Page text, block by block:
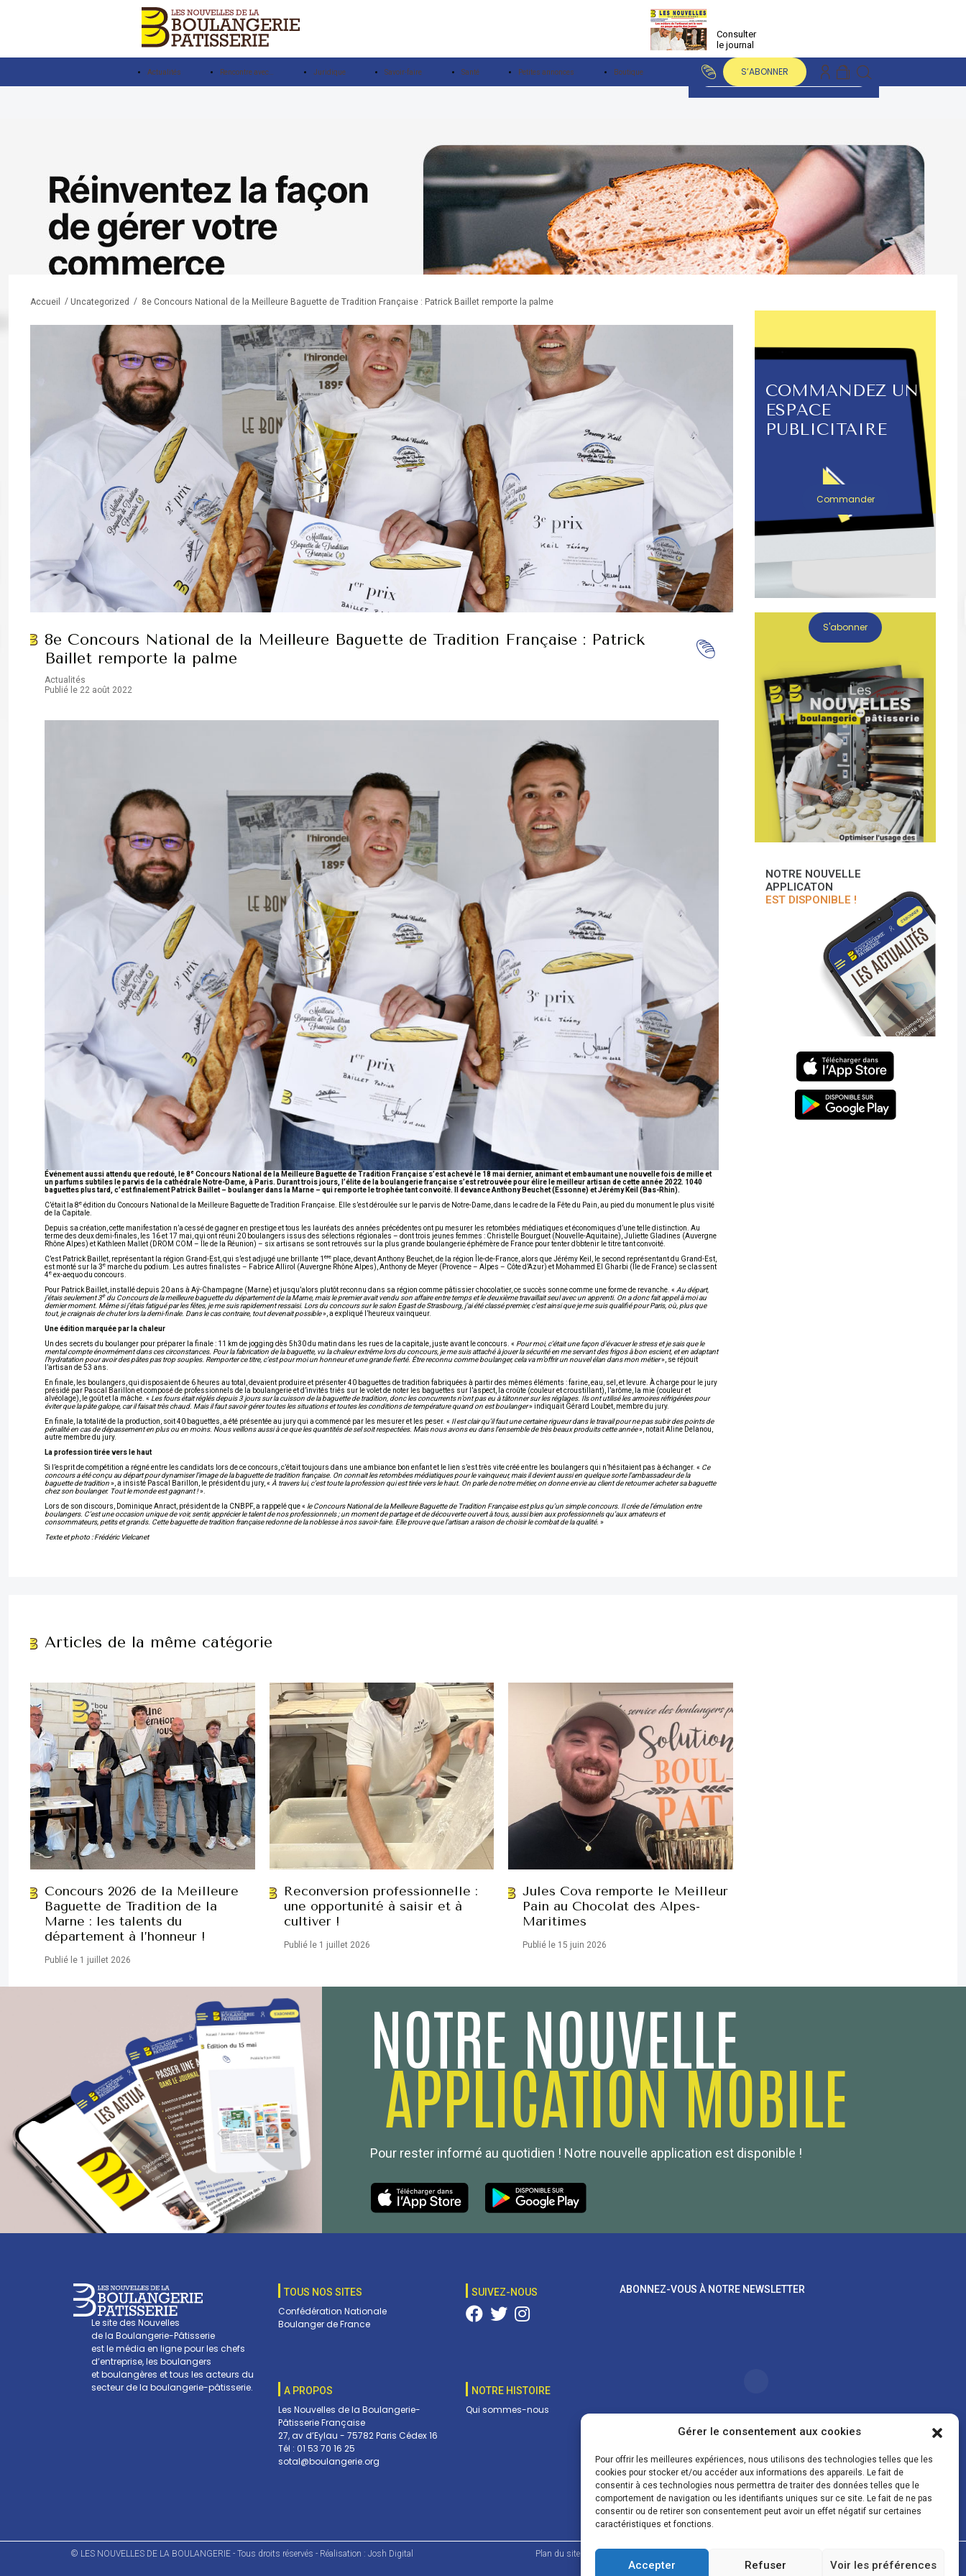
Gérer le consentement aux cookies
Pour offrir les meilleures expériences, nous utilisons des technologies telles que les
cookies pour stocker et/ou accéder aux informations des appareils. Le fait de
consentir à ces technologies nous permettra de traiter des données telles que le
comportement de navigation ou les identifiants uniques sur ce site. Le fait de ne pas
consentir ou de retirer son consentement peut avoir un effet négatif sur certaines
caractéristiques et fonctions.
Accepter Refuser Voir les préférences
Consulter
le journal
Actualités Rencontre avec… Juridique Savoir-faire Santé Petites annonces Boutique S’ABONNER
Accueil / Uncategorized / 8e Concours National de la Meilleure Baguette de Tradition Française : Patrick Baillet remporte la palme
8e Concours National de la Meilleure Baguette de Tradition Française : Patrick
Baillet remporte la palme
Actualités
Publié le 22 août 2022
Événement aussi attendu que redouté, le 8e Concours National de la Meilleure Baguette de Tradition Française s’est achevé le 18 mai dernier, animant et embaumant une nouvelle fois de mille et
un parfums subtiles le parvis de la cathédrale Notre-Dame, à Paris. Durant trois jours, l’élite de la boulangerie française s’est retrouvée pour élire le meilleur artisan de cette année 2022. 1040
baguettes plus tard, c’est finalement Patrick Baillet – boulanger dans la Marne – qui remporte le trophée tant convoité. Il devance Anthony Beuchet (Essonne) et Jérémy Keil (Bas-Rhin).
C’était la 8e édition du Concours National de la Meilleure Baguette de Tradition Française. Elle s’est déroulée sur le parvis de Notre-Dame, dans le cadre de la Fête du Pain, au pied du monument le plus visité
de la Capitale.
Depuis sa création, cette manifestation n’a cessé de gagner en prestige et tous les lauréats des années précédentes ont pu mesurer les retombées médiatiques et économiques d’une telle distinction. Au
terme des deux demi-finales, les 16 et 17 mai, qui ont réuni 20 boulangers issus des sélections régionales – dont trois jeunes femmes : Christelle Bourguet (Nouvelle-Aquitaine), Juliette Gladines (Auvergne
Rhône Alpes) et Kathleen Mallet (DROM COM – Île de la Réunion) – six artisans se sont retrouvés sur la plus grande boulangerie éphémère de France pour tenter d’obtenir le titre tant convoité.
C’est Patrick Baillet, représentant la région Grand-Est, qui s’est adjugé une brillante 1 ère place, devant Anthony Beuchet, de la région Île-de-France, alors que Jérémy Keil, le second représentant du Grand-Est,
est monté sur la 3e marche du podium. Les autres finalistes – Fabrice Allirol (Auvergne Rhône Alpes), Anthony de Meyer (Provence – Alpes – Côte d’Azur) et Mohammed El Gharbi (Île de France) se classent
4e ex-aequo du concours.
Pour Patrick Baillet, installé depuis 20 ans à Aÿ-Champagne (Marne) et jusqu’alors plutôt reconnu dans sa région comme pâtissier chocolatier, ce succès sonne comme une forme de revanche. « Au départ,
j’étais seulement 3edu Concours de la meilleure baguette du département de la Marne, mais le premier avait vendu son affaire entre temps et le deuxième travaillait seul avec un apprenti. On a donc fait appel à moi au
dernier moment. Même si j’étais fatigué par les fêtes, je me suis rapidement ressaisi. Lors du concours sur le salon Egast de Strasbourg, j’ai été classé premier, c’est ainsi que je me suis qualifié pour Paris, où, plus que
tout, je craignais de chuter lors la demi-finale. Dans le cas contraire, tout devenait possible», a expliqué l’heureux vainqueur.
Une édition marquée par la chaleur
Un des secrets du boulanger pour préparer la finale : 11 km de jogging dès 5h30 du matin dans les rues de la capitale, juste avant le concours. « Pour moi, c’était une façon d’évacuer le stress et je sais que le
mental compte énormément dans ces circonstances. Pour la fabrication de la baguette, vu la chaleur extrême lors du concours, je me suis attaché à jouer la sécurité en me servant des frigos à bon escient, et en adaptant
l’hydratation pour avoir des pâtes pas trop souples. Remporter ce titre, c’est pour moi un honneur et une grande fierté. Être reconnu comme boulanger, cela va m’offrir un nouvel élan dans mon métier», se réjouit
l’artisan de 53 ans.
En finale, les boulangers, qui disposaient de 6 heures au total, devaient produire et présenter 40 baguettes de tradition fabriquées à partir des mêmes éléments : farine, eau, sel, et levure. À charge pour le jury
présidé par Pascal Barillon et composé de professionnels de la boulangerie et d’invités triés sur le volet de noter les baguettes sur l’aspect, la croûte (couleur et croustillant), l’arôme, la mie (couleur et
alvéolage), le goût et la mâche. « Les fours était réglés depuis 3 jours sur la cuisson de la baguette de tradition, donc les concurrents n’ont pas eu à tâtonner sur les réglages. Ils ont utilisé les armoires réfrigérées pour
éviter que la pâte galope, car il faisait très chaud. Mais il faut savoir gérer toutes les situations et toutes les conditions de température quand on est boulanger» indiquait Gérard Loubet, membre du jury.
En finale, la totalité de la production, soit 40 baguettes, a été présentée au jury qui a commencé par les mesurer et les peser. « Il est clair qu’il faut une certaine rigueur dans le travail pour ne pas subir des points de
pénalité en cas de dépassement en plus ou en moins. Nous veillons aussi à ce que les quantités de sel soit respectées. Mais nous avons eu dans l’ensemble de très beaux produits cette année», notait Aline Delanou,
autre membre du jury.
La profession tirée vers le haut
Si l’esprit de compétition a régné entre les candidats lors de ce concours, c’était toujours dans une ambiance bon enfant et le lien s’est très vite créé entre les boulangers qui n’hésitaient pas à échanger. « Ce
concours a été conçu au départ pour dynamiser l’image de la baguette de tradition française. On connait les retombées médiatiques pour le vainqueur, mais il devient aussi en quelque sorte l’ambassadeur de la
baguette de tradition», a insisté Pascal Barillon, le président du jury, « À travers lui, c’est toute la profession qui est tirée vers le haut. On parle de notre métier, on donne envie au client de retourner acheter sa baguette
chez son boulanger. Tout le monde est gagnant !».
Lors de son discours, Dominique Anract, président de la CNBPF, a rappelé que « le Concours National de la Meilleure Baguette de Tradition Française est plus qu’un simple concours. Il crée de l’émulation entre
boulangers. C’est une occasion unique de voir, sentir, apprécier le talent de nos professionnels ; un moment de partage et de découverte ouvert à tous, aussi bien aux professionnels qu’aux amateurs et
consommateurs, petits et grands. Cette baguette de tradition française redonne de la noblesse à nos savoir-faire. Elle prouve que l’artisan a raison de choisir le combat de la qualité. »
Texte et photo :
Frédéric Vielcanet
COMMANDEZ UN
ESPACE
PUBLICITAIRE
Commander
S'abonner
NOTRE NOUVELLE
APPLICATON
EST DISPONIBLE !
Articles de la même catégorie
Concours 2026 de la Meilleure
Baguette de Tradition de la
Marne : les talents du
département à l’honneur !
Publié le 1 juillet 2026
Reconversion professionnelle :
une opportunité à saisir et à
cultiver !
Publié le 1 juillet 2026
Jules Cova remporte le Meilleur
Pain au Chocolat des Alpes-
Maritimes
Publié le 15 juin 2026
NOTRE NOUVELLE
APPLICATION MOBILE
Pour rester informé au quotidien ! Notre nouvelle application est disponible !
Le site des Nouvelles
de la Boulangerie-Pâtisserie
est le média en ligne pour les chefs
d’entreprise, les boulangers
et boulangères et tous les acteurs du
secteur de la boulangerie-pâtisserie.
TOUS NOS SITES
Confédération Nationale
Boulanger de France
SUIVEZ-NOUS
A PROPOS
Les Nouvelles de la Boulangerie-
Pâtisserie Française
27, av d’Eylau - 75782 Paris Cédex 16
Tél : 01 53 70 16 25
sotal@boulangerie.org
NOTRE HISTOIRE
Qui sommes-nous
ABONNEZ-VOUS À NOTRE NEWSLETTER
Vos coordonnées sont uniquement utilisées pour vous
envoyer des lettres d'information sur nos activités. Vous
pouvez à tout moment utiliser le lien de désinscription figurant
dans la lettre d'information.
© LES NOUVELLES DE LA BOULANGERIE - Tous droits réservés - Réalisation : Josh Digital Plan du site Mentions légales Conditions de vente